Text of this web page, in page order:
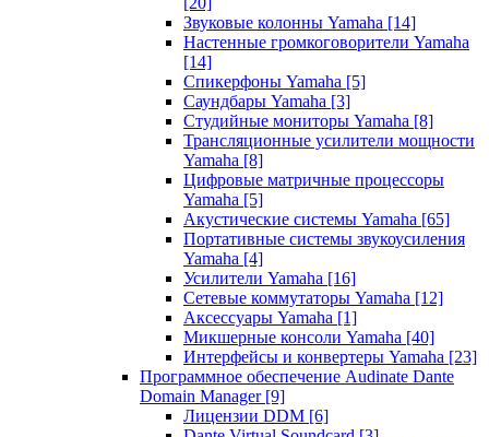
Звуковые колонны Yamaha [14]
Настенные громкоговорители Yamaha
[14]
Спикерфоны Yamaha [5]
Саундбары Yamaha [3]
Студийные мониторы Yamaha [8]
Трансляционные усилители мощности
Yamaha [8]
Цифровые матричные процессоры
Yamaha [5]
Акустические системы Yamaha [65]
Портативные системы звукоусиления
Yamaha [4]
Усилители Yamaha [16]
Сетевые коммутаторы Yamaha [12]
Аксессуары Yamaha [1]
Микшерные консоли Yamaha [40]
Интерфейсы и конвертеры Yamaha [23]
Программное обеспечение Audinate Dante
Domain Manager [9]
Лицензии DDM [6]